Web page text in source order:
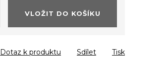
VLOŽIT DO KOŠÍKU
Tisk
Dotaz k produktu Sdílet